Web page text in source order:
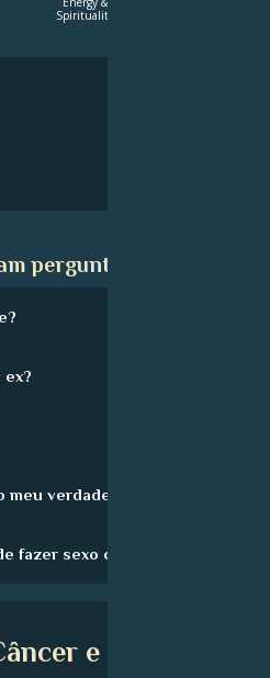
Spirituality
perguntar:
ex?
verdadeiro amor?
fazer sexo comigo?
e Áries